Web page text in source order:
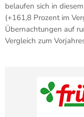
belaufen sich in
(+161,8 Prozent im
Übernachtungen auf
Vergleich zum